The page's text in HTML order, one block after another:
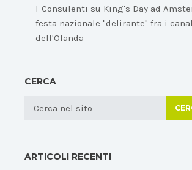
I-Consulenti su King's Day ad
festa nazionale "delirante" fra i
dell'Olanda
CERCA
ARTICOLI RECENTI